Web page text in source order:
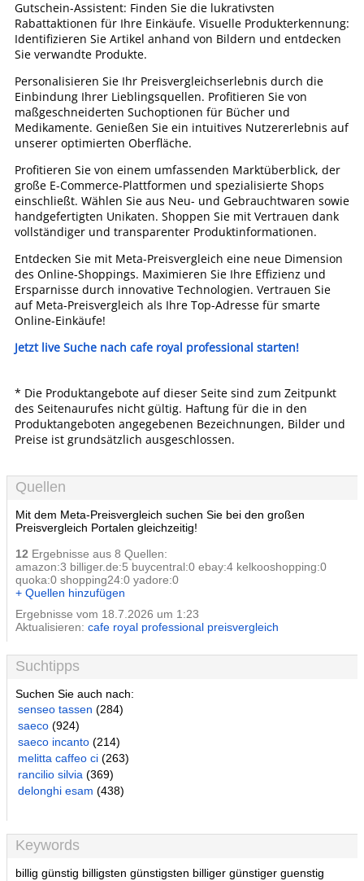
Gutschein-Assistent: Finden Sie die lukrativsten
Rabattaktionen für Ihre Einkäufe. Visuelle Produkterkennung:
Identifizieren Sie Artikel anhand von Bildern und entdecken
Sie verwandte Produkte.
Personalisieren Sie Ihr Preisvergleichserlebnis durch die
Einbindung Ihrer Lieblingsquellen. Profitieren Sie von
maßgeschneiderten Suchoptionen für Bücher und
Medikamente. Genießen Sie ein intuitives Nutzererlebnis auf
unserer optimierten Oberfläche.
Profitieren Sie von einem umfassenden Marktüberblick, der
große E-Commerce-Plattformen und spezialisierte Shops
einschließt. Wählen Sie aus Neu- und Gebrauchtwaren sowie
handgefertigten Unikaten. Shoppen Sie mit Vertrauen dank
vollständiger und transparenter Produktinformationen.
Entdecken Sie mit Meta-Preisvergleich eine neue Dimension
des Online-Shoppings. Maximieren Sie Ihre Effizienz und
Ersparnisse durch innovative Technologien. Vertrauen Sie
auf Meta-Preisvergleich als Ihre Top-Adresse für smarte
Online-Einkäufe!
Jetzt live Suche nach cafe royal professional starten!
* Die Produktangebote auf dieser Seite sind zum Zeitpunkt
des Seitenaurufes nicht gültig. Haftung für die in den
Produktangeboten angegebenen Bezeichnungen, Bilder und
Preise ist grundsätzlich ausgeschlossen.
Quellen
Mit dem Meta-Preisvergleich suchen Sie bei den großen
Preisvergleich Portalen gleichzeitig!
12 Ergebnisse aus 8 Quellen:
amazon:3 billiger.de:5 buycentral:0 ebay:4 kelkooshopping:0
quoka:0 shopping24:0 yadore:0
+ Quellen hinzufügen
Ergebnisse vom 18.7.2026 um 1:23
Aktualisieren: cafe royal professional preisvergleich
Suchtipps
Suchen Sie auch nach:
senseo tassen (284)
saeco (924)
saeco incanto (214)
melitta caffeo ci (263)
rancilio silvia (369)
delonghi esam (438)
Keywords
billig günstig billigsten günstigsten billiger günstiger guenstig